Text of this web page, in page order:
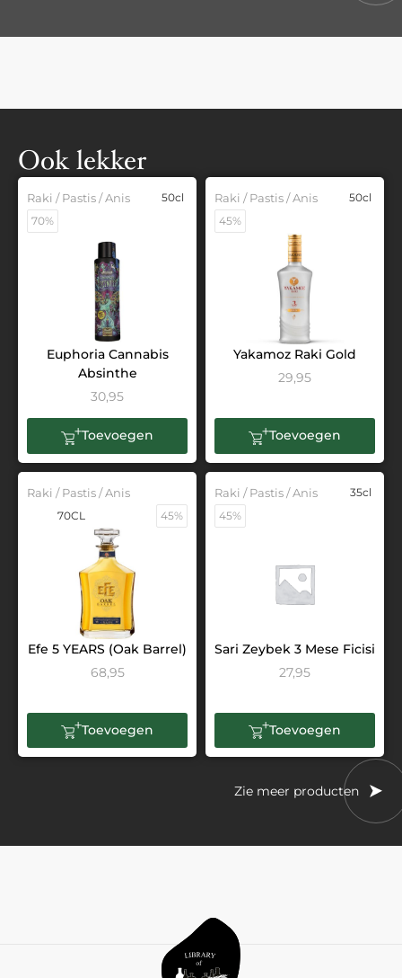
Ook lekker
Raki / Pastis / Anis
50cl
70%
Euphoria Cannabis
Absinthe
30,95
Toevoegen
Raki / Pastis / Anis
50cl
45%
Yakamoz Raki Gold
29,95
Toevoegen
Raki / Pastis / Anis
70CL 45%
Efe 5 YEARS (Oak Barrel)
68,95
Toevoegen
Raki / Pastis / Anis
35cl
45%
Sari Zeybek 3 Mese Ficisi
27,95
Toevoegen
Zie meer producten